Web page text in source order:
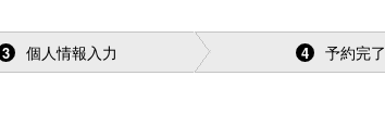
3 個人情報入力 4 予約完了